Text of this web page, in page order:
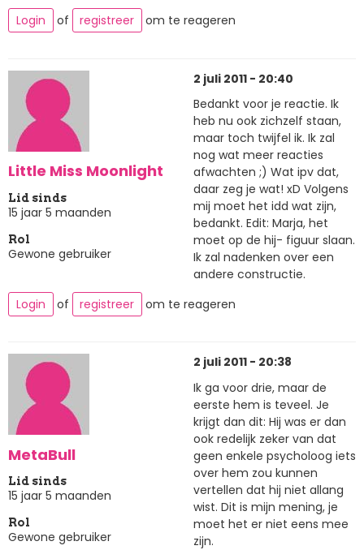
Login
of registreer om te reageren
Little Miss Moonlight
Lid sinds
15 jaar 5 maanden
Rol
Gewone gebruiker
2 juli 2011 - 20:40
Bedankt voor je reactie. Ik
heb nu ook zichzelf staan,
maar toch twijfel ik. Ik zal
nog wat meer reacties
afwachten ;) Wat ipv dat,
daar zeg je wat! xD Volgens
mij moet het idd wat zijn,
bedankt. Edit: Marja, het
moet op de hij- figuur slaan.
Ik zal nadenken over een
andere constructie.
Login
of registreer om te reageren
MetaBull
Lid sinds
15 jaar 5 maanden
Rol
Gewone gebruiker
2 juli 2011 - 20:38
Ik ga voor drie, maar de
eerste hem is teveel. Je
krijgt dan dit: Hij was er dan
ook redelijk zeker van dat
geen enkele psycholoog iets
over hem zou kunnen
vertellen dat hij niet allang
wist. Dit is mijn mening, je
moet het er niet eens mee
zijn.